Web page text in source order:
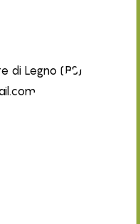
di Legno (BS)